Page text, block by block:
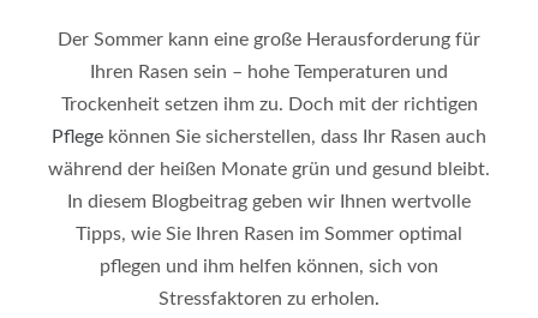
Der Sommer kann eine große Herausforderung für
Ihren Rasen sein – hohe Temperaturen und
Trockenheit setzen ihm zu. Doch mit der richtigen
Pflege können Sie sicherstellen, dass Ihr Rasen auch
während der heißen Monate grün und gesund bleibt.
In diesem Blogbeitrag geben wir Ihnen wertvolle
Tipps, wie Sie Ihren Rasen im Sommer optimal
pflegen und ihm helfen können, sich von
Stressfaktoren zu erholen.